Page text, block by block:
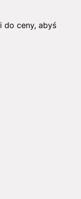
do ceny, abyś